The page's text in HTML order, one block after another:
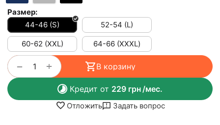
Размер:
44-46 (S)
52-54 (L)
60-62 (XXL) 64-66 (ХХХL)
+
− В корзину
Кредит от 229 грн/мес.
Отложить Задать вопрос